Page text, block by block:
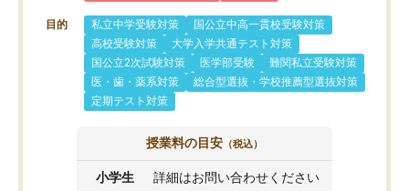
目的 私立中学受験対策
国公立中高一貫校受験対策
高校受験対策
大学入学共通テスト対策
国公立2次試験対策
医学部受験
難関私立受験対策
医・歯・薬系対策
総合型選抜・学校推薦型選抜対策
定期テスト対策
授業料の目安 （税込）
小学生 詳細はお問い合わせください